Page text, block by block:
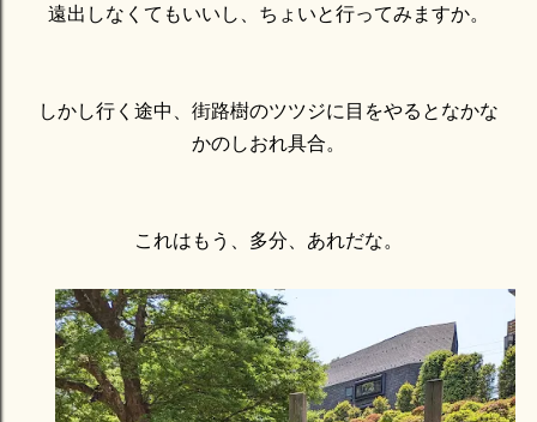
遠出しなくてもいいし、ちょいと行ってみますか。
しかし行く途中、街路樹のツツジに目をやるとなかな
かのしおれ具合。
これはもう、多分、あれだな。